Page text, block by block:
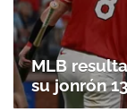
MLB
su jonrón